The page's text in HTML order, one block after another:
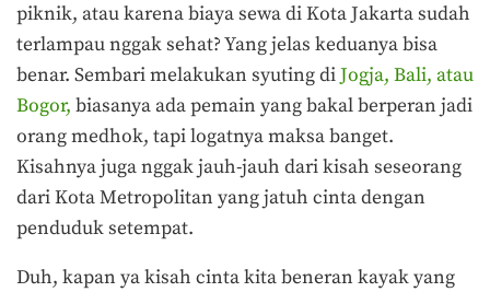
piknik, atau karena biaya sewa di Kota Jakarta sudah
terlampau nggak sehat? Yang jelas keduanya bisa
benar. Sembari melakukan syuting diJogja, Bali, atau
Bogor, biasanya ada pemain yang bakal berperan jadi
orang medhok, tapi logatnya maksa banget.
Kisahnya juga nggak jauh-jauh dari kisah seseorang
dari Kota Metropolitan yang jatuh cinta dengan
penduduk setempat.
Duh, kapan ya kisah cinta kita beneran kayak yang